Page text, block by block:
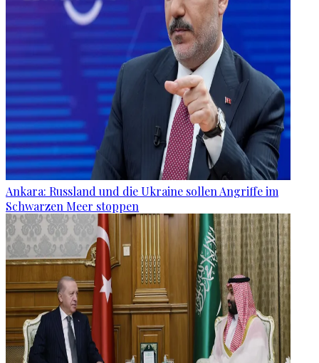
Ankara: Russland und die Ukraine sollen Angriffe im
Schwarzen Meer stoppen